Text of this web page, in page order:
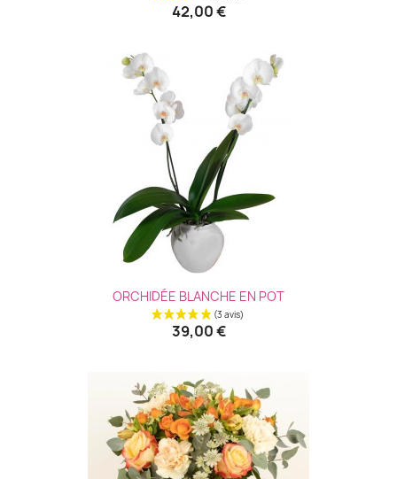
42,00 €
ORCHIDÉE BLANCHE EN POT
39,00 €